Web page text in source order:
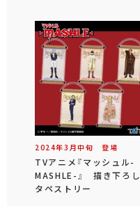
2024年3 月中旬 登場
TVアニメ『マッシュル-
MASHLE-』 描き下ろし
タペストリー